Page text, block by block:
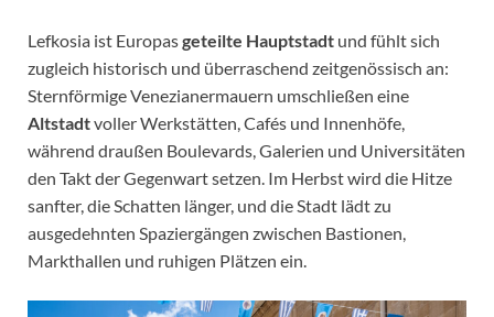
Lefkosia ist Europasgeteilte Hauptstadt und fühlt sich
zugleich historisch und überraschend zeitgenössisch an:
Sternförmige Venezianermauern umschließen eine
Altstadtvoller Werkstätten, Cafés und Innenhöfe,
während draußen Boulevards, Galerien und Universitäten
den Takt der Gegenwart setzen. Im Herbst wird die Hitze
sanfter, die Schatten länger, und die Stadt lädt zu
ausgedehnten Spaziergängen zwischen Bastionen,
Markthallen und ruhigen Plätzen ein.